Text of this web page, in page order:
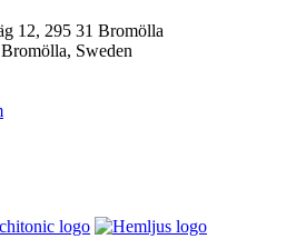
12, 295 31 Bromölla
Sweden